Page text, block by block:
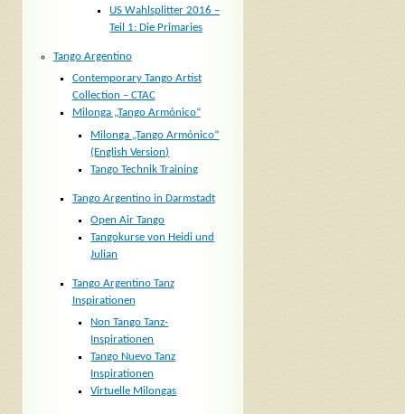
US Wahlsplitter 2016 –
Teil 1: Die Primaries
Tango Argentino
Contemporary Tango Artist
Collection – CTAC
Milonga „Tango Armónico“
Milonga „Tango Armónico“
(English Version)
Tango Technik Training
Tango Argentino in Darmstadt
Open Air Tango
Tangokurse von Heidi und
Julian
Tango Argentino Tanz
Inspirationen
Non Tango Tanz-
Inspirationen
Tango Nuevo Tanz
Inspirationen
Virtuelle Milongas